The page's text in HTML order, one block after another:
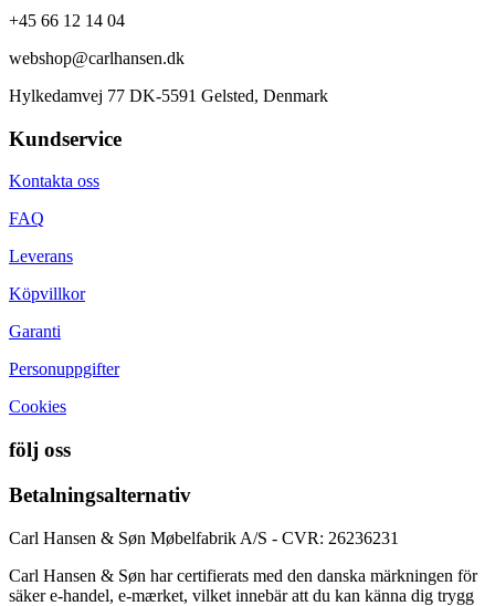
+45 66 12 14 04
webshop@carlhansen.dk
Hylkedamvej 77 DK-5591 Gelsted, Denmark
Kundservice
Kontakta oss
FAQ
Leverans
Köpvillkor
Garanti
Personuppgifter
Cookies
följ oss
Betalningsalternativ
Carl Hansen & Søn Møbelfabrik A/S - CVR: 26236231
Carl Hansen & Søn har certifierats med den danska märkningen för
säker e-handel, e-mærket, vilket innebär att du kan känna dig trygg